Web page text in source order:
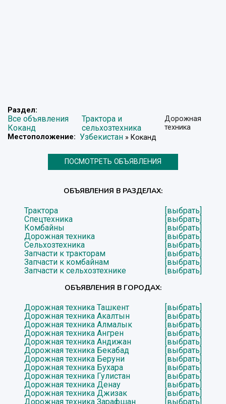
Раздел:
Все объявления
Коканд
Трактора и
сельхозтехника
Дорожная
техника
Местоположение: Узбекистан » Коканд
ПОСМОТРЕТЬ ОБЪЯВЛЕНИЯ
ОБЪЯВЛЕНИЯ В РАЗДЕЛАХ:
Трактора
[выбрать]
Спецтехника
[выбрать]
Комбайны
[выбрать]
Дорожная техника
[выбрать]
Сельхозтехника
[выбрать]
Запчасти к тракторам
[выбрать]
Запчасти к комбайнам
[выбрать]
Запчасти к сельхозтехнике
[выбрать]
ОБЪЯВЛЕНИЯ В ГОРОДАХ:
Дорожная техника Ташкент
[выбрать]
Дорожная техника Акалтын
[выбрать]
Дорожная техника Алмалык
[выбрать]
Дорожная техника Ангрен
[выбрать]
Дорожная техника Андижан
[выбрать]
Дорожная техника Бекабад
[выбрать]
Дорожная техника Беруни
[выбрать]
Дорожная техника Бухара
[выбрать]
Дорожная техника Гулистан
[выбрать]
Дорожная техника Денау
[выбрать]
Дорожная техника Джизак
[выбрать]
Дорожная техника Зарафшан
[выбрать]